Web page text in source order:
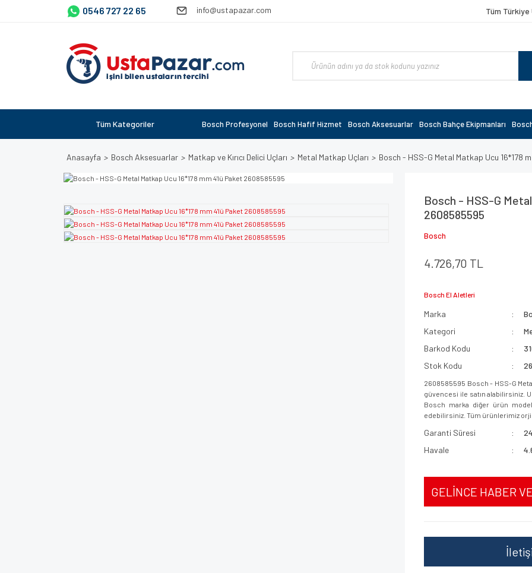
0546 727 22 65 info@ustapazar.com Tüm
Tüm Kategoriler Bosch Profesyonel Bosch Hafif Hizmet Bosch Aksesuarlar Bosch Bahçe Ekipmanları
Anasayfa Bosch Aksesuarlar Matkap ve Kırıcı Delici Uçları Metal Matkap Uçları Bosch - HSS-G Metal Matkap Ucu 16*178
Bosch - HSS-G
2608585595
Bosch
4.726,70 TL
Bosch El Aletleri
Marka
Kategori
Barkod Kodu
Stok Kodu
2608585595 Bosch - HSS-G
güvencesi ile satın alabilirsiniz.
Bosch marka diğer ürün
edebilirsiniz. Tüm ürünlerimiz
Garanti Süresi
Havale
GELİNCE HABER